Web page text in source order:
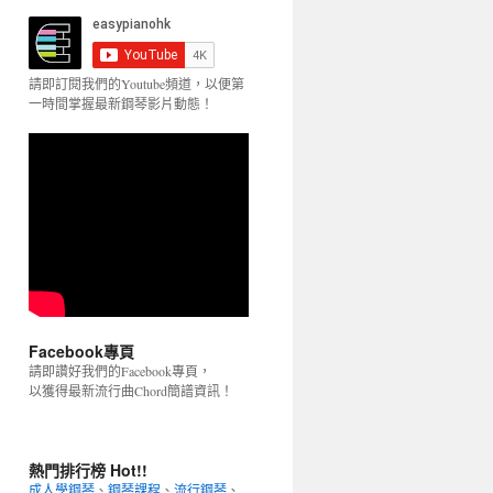
請即訂閱我們的Youtube頻道，以便第
一時間掌握最新鋼琴影片動態！
Facebook專頁
請即讚好我們的Facebook專頁，
以獲得最新流行曲Chord簡譜資訊！
熱門排行榜 Hot!!